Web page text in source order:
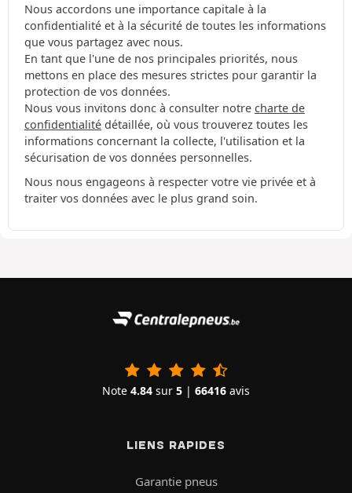
Nous accordons une importance capitale à la
confidentialité et à la sécurité de toutes les informations
que vous partagez avec nous.
En tant que l'une de nos principales priorités, nous
mettons en place des mesures strictes pour garantir la
protection de vos données.
Nous vous invitons donc à consulter notre charte de
confidentialité détaillée, où vous trouverez toutes les
informations concernant la collecte, l'utilisation et la
sécurisation de vos données personnelles.
Nous nous engageons à respecter votre vie privée et à
traiter vos données avec le plus grand soin.
Note 4.84 sur 5 | 66416 avis
LIENS RAPIDES
Garantie pneus